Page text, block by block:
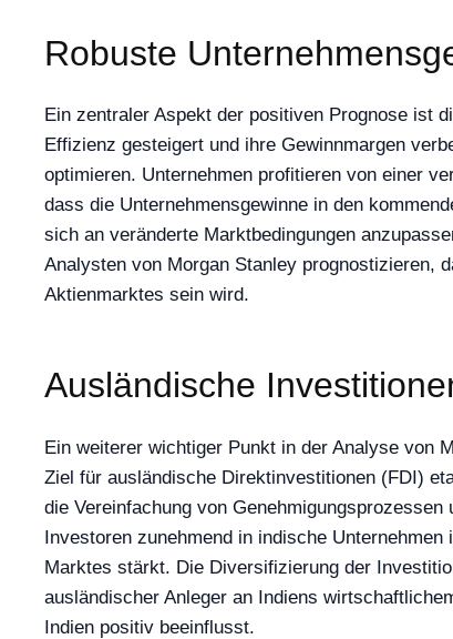
Robuste
Ein zentraler Aspekt der positiven Prognose ist
Effizienz gesteigert und ihre Gewinnmargen
optimieren. Unternehmen profitieren von einer
dass die Unternehmensgewinne in den
sich an veränderte Marktbedingungen
Analysten von Morgan Stanley prognostizieren,
Aktienmarktes sein wird.
Ausländische
Ein weiterer wichtiger Punkt in der Analyse von
Ziel für ausländische Direktinvestitionen (FDI)
die Vereinfachung von
Investoren zunehmend in indische
Marktes stärkt. Die Diversifizierung der
ausländischer Anleger an Indiens
Indien positiv beeinflusst.